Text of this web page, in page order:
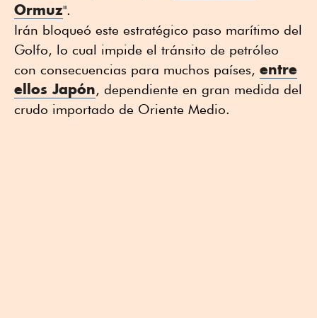
Ormuz".
Irán bloqueó este estratégico paso marítimo del
Golfo, lo cual impide el tránsito de petróleo
con consecuencias para muchos países, entre
ellos Japón, dependiente en gran medida del
crudo importado de Oriente Medio.